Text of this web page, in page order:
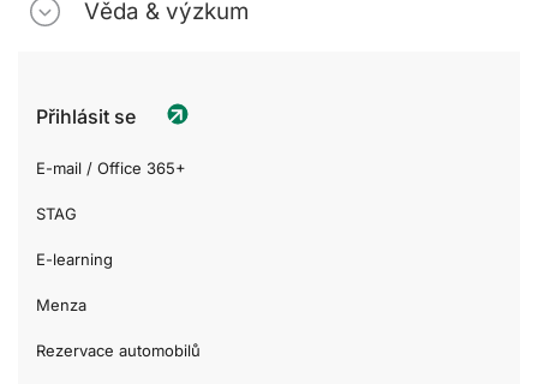
Věda & výzkum
Přihlásit se
E-mail / Office 365+
STAG
E-learning
Menza
Rezervace automobilů